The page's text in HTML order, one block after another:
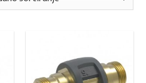
Add to
wishlist